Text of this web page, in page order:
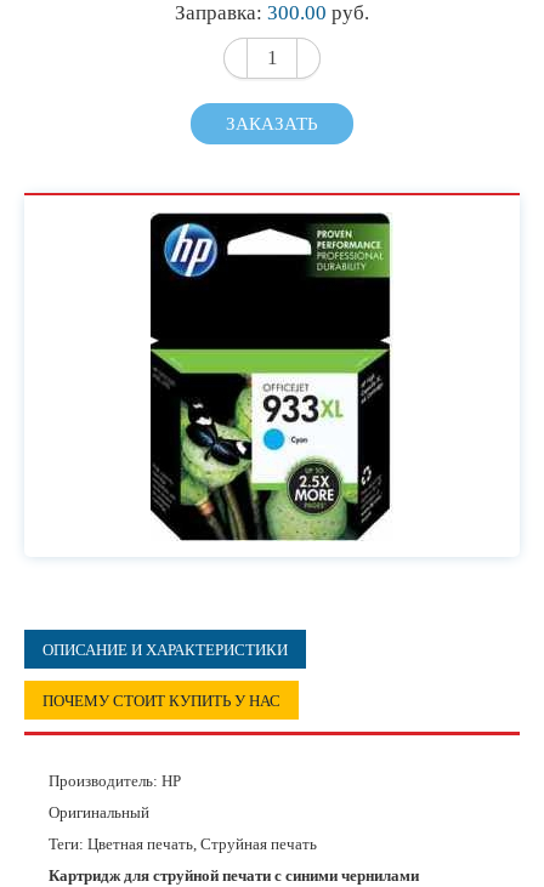
Заправка: 300.00 руб.
ЗАКАЗАТЬ
ОПИСАНИЕ И ХАРАКТЕРИСТИКИ
ПОЧЕМУ СТОИТ КУПИТЬ У НАС
Производитель: HP
Оригинальный
Теги: Цветная печать, Струйная печать
Картридж для струйной печати с синими чернилами